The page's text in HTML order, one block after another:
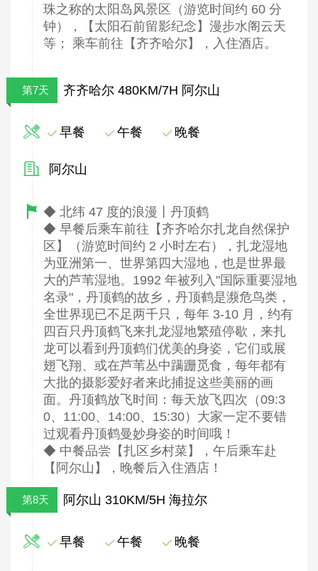
珠之称的太阳岛风景区（游览时间约 60 分
钟），【太阳石前留影纪念】漫步水阁云天
等； 乘车前往【齐齐哈尔】，入住酒店。
第7天 齐齐哈尔 480KM/7H 阿尔山
早餐 午餐 晚餐
阿尔山
◆ 北纬 47 度的浪漫丨丹顶鹤
◆ 早餐后乘车前往【齐齐哈尔扎龙自然保护
区】（游览时间约 2 小时左右），扎龙湿地
为亚洲第一、世界第四大湿地，也是世界最
大的芦苇湿地。1992 年被列入"国际重要湿地
名录"，丹顶鹤的故乡，丹顶鹤是濒危鸟类，
全世界现已不足两千只，每年 3-10 月，约有
四百只丹顶鹤飞来扎龙湿地繁殖停歇，来扎
龙可以看到丹顶鹤们优美的身姿，它们或展
翅飞翔、或在芦苇丛中蹒跚觅食，每年都有
大批的摄影爱好者来此捕捉这些美丽的画
面。丹顶鹤放飞时间：每天放飞四次（09:3
0、11:00、14:00、15:30）大家一定不要错
过观看丹顶鹤曼妙身姿的时间哦！
◆ 中餐品尝【扎区乡村菜】，午后乘车赴
【阿尔山】，晚餐后入住酒店！
第8天 阿尔山 310KM/5H 海拉尔
早餐 午餐 晚餐